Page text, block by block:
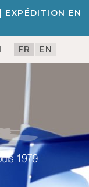
EXPÉDITION EN
FR EN